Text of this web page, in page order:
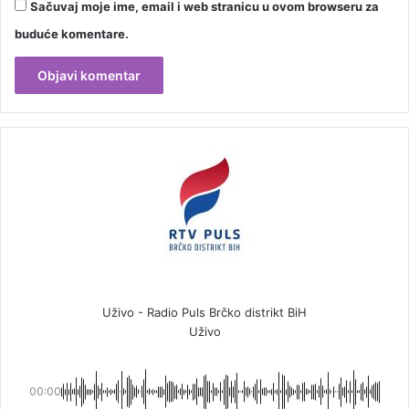
Sačuvaj moje ime, email i web stranicu u ovom browseru za
buduće komentare.
Uživo - Radio Puls Brčko distrikt BiH
Uživo
00:00